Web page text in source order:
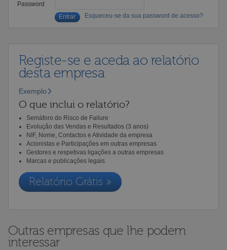
Password
Esqueceu-se da sua password de acesso?
Registe-se e aceda ao relatório
desta empresa
Exemplo
O que inclui o relatório?
Semáforo do Risco de Failure
Evolução das Vendas e Resultados (3 anos)
NIF, Nome, Contactos e Atividade da empresa
Acionistas e Participações em outras empresas
Gestores e respetivas ligações a outras empresas
Marcas e publicações legais
Relatório Grátis »
Outras empresas que lhe podem
interessar